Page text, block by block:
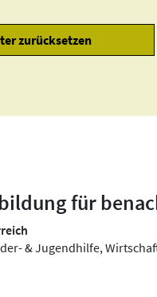
für
& Jugendhilfe,